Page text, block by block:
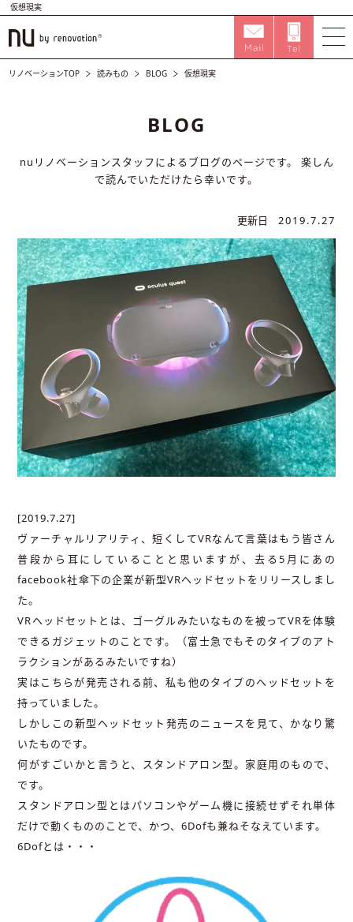
仮想現実
リノベーションTOP 読みもの BLOG 仮想現実
BLOG
nuリノベーションスタッフによるブログのページです。
楽しん
で読んでいただけたら幸いです。
更新日 2019.7.27
[2019.7.27]
ヴァーチャルリアリティ、短くしてVRなんて言葉はもう皆さん
普段から耳にしていることと思いますが、去る5月にあの
facebook社傘下の企業が新型VRヘッドセットをリリースしまし
た。
VRヘッドセットとは、ゴーグルみたいなものを被ってVRを体験
できるガジェットのことです。（富士急でもそのタイプのアト
ラクションがあるみたいですね）
実はこちらが発売される前、私も他のタイプのヘッドセットを
持っていました。
しかしこの新型ヘッドセット発売のニュースを見て、かなり驚
いたものです。
何がすごいかと言うと、スタンドアロン型。家庭用のもので、
です。
スタンドアロン型とはパソコンやゲーム機に接続せずそれ単体
だけで動くもののことで、かつ、6Dofも兼ねそなえています。
6Dofとは・・・